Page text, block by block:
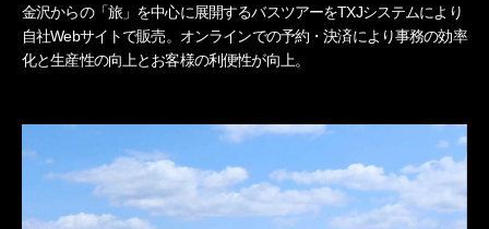
金沢からの「旅」を中心に展開するバスツアーをTXJシステムにより
自社Webサイトで販売。オンラインでの予約・決済により事務の効率
化と生産性の向上とお客様の利便性が向上。